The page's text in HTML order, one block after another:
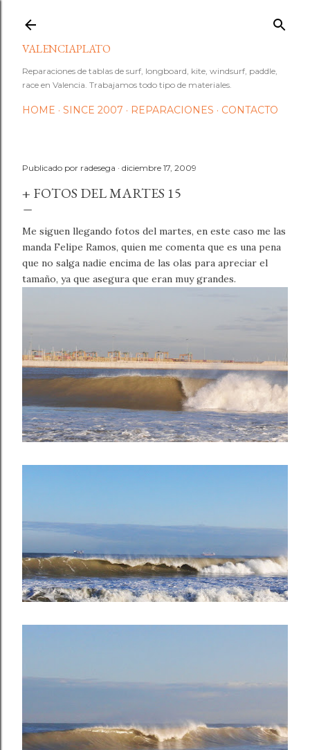
VALENCIAPLATO
Reparaciones de tablas de surf, longboard, kite, windsurf, paddle,
race en Valencia. Trabajamos todo tipo de materiales.
HOME SINCE 2007 REPARACIONES CONTACTO
Publicado por radesega diciembre 17, 2009
+ FOTOS DEL MARTES 15
Me siguen llegando fotos del martes, en este caso me las
manda Felipe Ramos, quien me comenta que es una pena
que no salga nadie encima de las olas para apreciar el
tamaño, ya que asegura que eran muy grandes.